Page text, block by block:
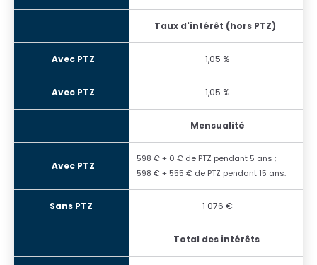
Taux d'intérêt (hors PTZ)
1,05 %
1,05 %
Mensualité
598 € + 0 € de PTZ pendant 5 ans ;
598 € + 555 € de PTZ pendant 15 ans.
1 076 €
Total des intérêts